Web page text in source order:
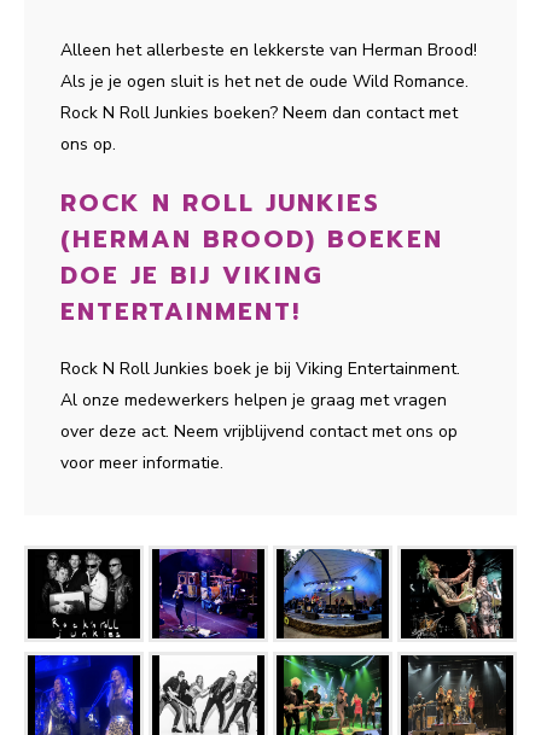
Alleen het allerbeste en lekkerste van Herman Brood!
Als je je ogen sluit is het net de oude Wild Romance.
Rock N Roll Junkies boeken? Neem dan contact met
ons op.
ROCK N ROLL JUNKIES
(HERMAN BROOD) BOEKEN
DOE JE BIJ VIKING
ENTERTAINMENT!
Rock N Roll Junkies boek je bij Viking Entertainment.
Al onze medewerkers helpen je graag met vragen
over deze act. Neem vrijblijvend contact met ons op
voor meer informatie.